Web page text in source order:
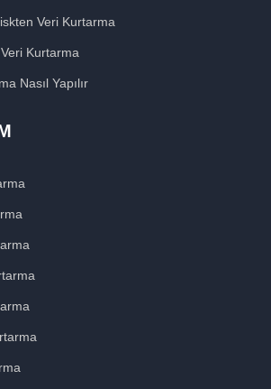
Veri Kurtarma
Kurtarma
Nasıl Yapılır